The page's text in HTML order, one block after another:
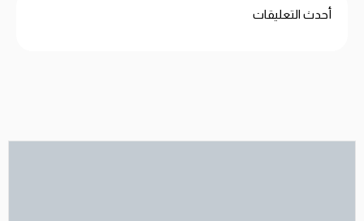
أحدث التعليقات